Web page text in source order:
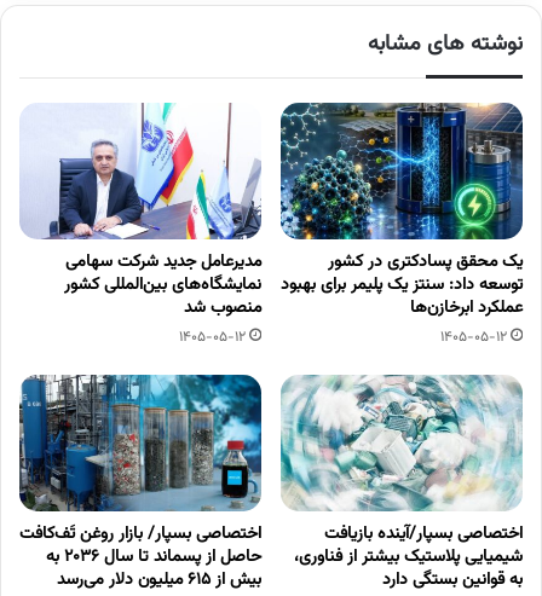
نوشته های مشابه
یک محقق پسادکتری در کشور
توسعه داد: سنتز یک پلیمر برای بهبود
عملکرد ابرخازن‌ها
1405-05-12
مدیرعامل جدید شرکت سهامی
نمایشگاه‌های بین‌المللی کشور
منصوب شد
1405-05-12
اختصاصی بسپار/آینده بازیافت
شیمیایی پلاستیک بیشتر از فناوری،
به قوانین بستگی دارد
اختصاصی بسپار/ بازار روغن تَف‌کافت
حاصل از پسماند تا سال ۲۰۳۶ به
بیش از ۶۱۵ میلیون دلار می‌رسد